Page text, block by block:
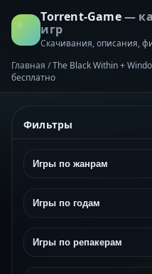
Torrent-Game—
игр
Скачивания, описания,
Главная /The Black Within +
бесплатно
Фильтры
Игры по жанрам
Игры по годам
Игры по репакерам